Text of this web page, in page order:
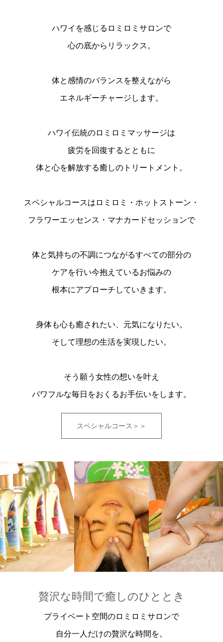
ハワイを感じるロミロミサロンで
心の底からリラックス。
体と感情のバランスを整えながら
エネルギーチャージします。
ハワイ伝統のロミロミマッサージは
疲労を回復するとともに
体と心を解放する癒しのトリートメント。
スペシャルコースはロミロミ・ホットストーン・
フラワーエッセンス・マナカードセッションで
体と気持ちの不調につながるすべての部分の
ケアを行い今抱えているお悩みの
根本にアプローチしていきます。
身体も心も癒されたい、元気になりたい。
そして理想の生活を実現したい。
そう願う女性の想いを叶え
パワフルな毎日をおくるお手伝いをします。
スペシャルコース＞＞
贅沢な時間で癒しのひととき
プライベート空間のロミロミサロンで
自分一人だけの贅沢な時間を。